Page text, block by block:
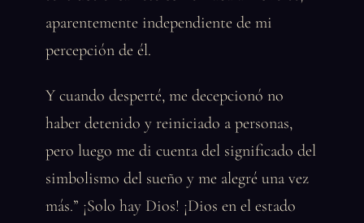
aparentemente independiente de mi
percepción de él.
Y cuando desperté, me decepcionó no
haber detenido y reiniciado a personas,
pero luego me di cuenta del significado del
simbolismo del sueño y me alegré una vez
más.” ¡Solo hay Dios! ¡Dios en el estado